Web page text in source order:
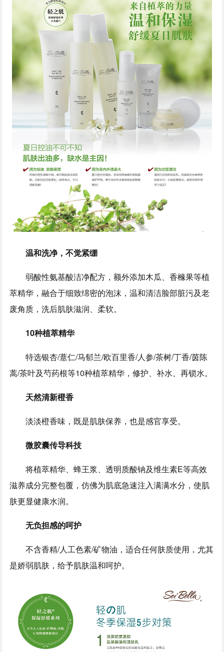
温和洗净，不觉紧绷
弱酸性氨基酸洁净配方，额外添加木瓜、香橼果等植
萃精华，融合于细致绵密的泡沫，温和清洁脸部脏污及老
废角质，洗后肌肤滋润、柔软。
10种植萃精华
特选银杏/薏仁/马郁兰/欧百里香/人参/茶树/丁香/茵陈
蒿/茶叶及芍药根等10种植萃精华，修护、补水、再锁水。
天然清新橙香
淡淡橙香味，既是肌肤保养，也是感官享受。
微胶囊传导科技
将植萃精华、蜂王浆、透明质酸钠及维生素E等高效
滋养成分完整包覆，仿佛为肌底急速注入满满水分，使肌
肤更显健康水润。
无负担感的呵护
不含香精/人工色素/矿物油，适合任何肤质使用，尤其
是娇弱肌肤，给予肌肤温和呵护。